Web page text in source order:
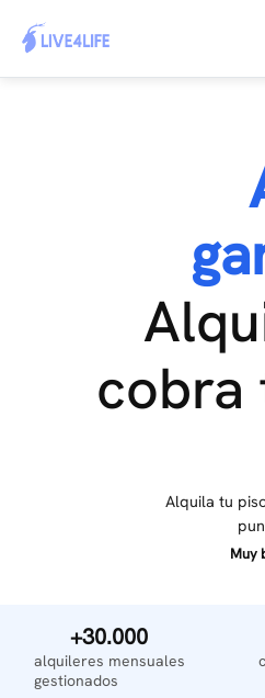
cobra
Alquila tu
Muy
+30.000
alquileres mensuales
gestionados